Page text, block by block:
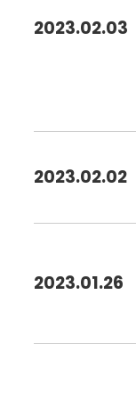
2023.02.03
2023.02.02
2023.01.26